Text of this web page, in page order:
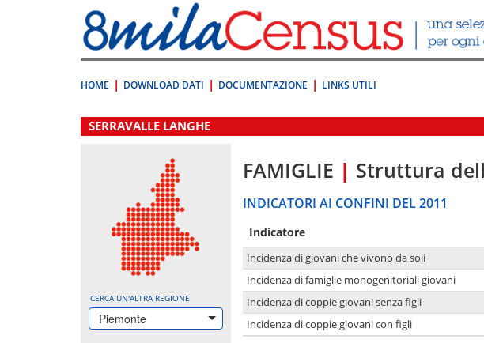
direttamente
a:
Contenuto
HOME DOWNLOAD DATI DOCUMENTAZIONE LINKS UTILI
.
SERRAVALLE LANGHE
CERCA UN'ALTRA REGIONE
Piemonte
FAMIGLIE | Struttura
INDICATORI AI CONFINI DEL 2011
Indicatore
Incidenza di giovani che vivono da soli
Incidenza di famiglie monogenitoriali giovani
Incidenza di coppie giovani senza figli
Incidenza di coppie giovani con figli